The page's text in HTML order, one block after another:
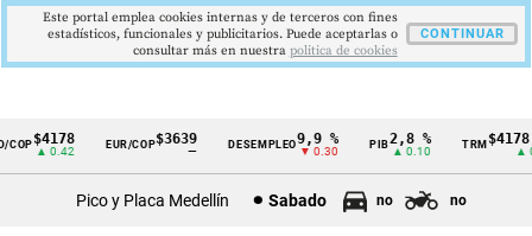
Cintillo
$4178
▲ 0.42
EUR/COP$3639 DESEMPLEO9,9 %
▼ 0.30
2,8 %
▲ 0.10
TRM
▲
Pico y Placa Medellín Sabado no no
Este portal emplea cookies internas y de terceros con fines
estadísticos, funcionales y publicitarios. Puede aceptarlas o
consultar más en nuestra politica de cookies
CONTINUAR